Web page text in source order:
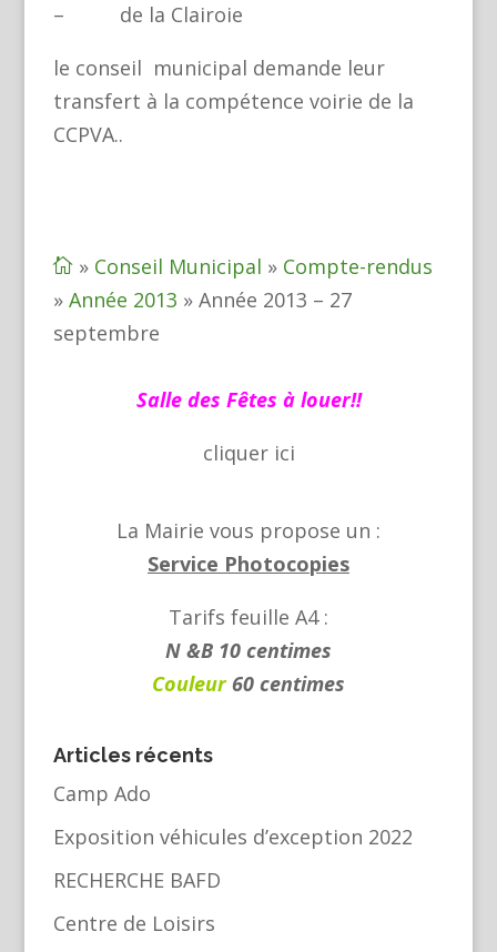
– de la Clairoie
le conseil municipal demande leur
transfert à la compétence voirie de la
CCPVA..
» Conseil Municipal » Compte-rendus
» Année 2013 » Année 2013 – 27
septembre
Salle des Fêtes à louer!!
cliquer ici
La Mairie vous propose un :
Service Photocopies
Tarifs feuille A4 :
N &B 10 centimes
Couleur60 centimes
Articles récents
Camp Ado
Exposition véhicules d’exception 2022
RECHERCHE BAFD
Centre de Loisirs